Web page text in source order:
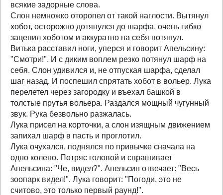
всякие задорные слова.
Слон немножко оторопел от такой наглости. Вытянул
хобот, осторожно дотянулся до шарфа, очень гибко
зацепил хоботом и аккуратно на себя потянул.
Витька расставил ноги, уперся и говорит Апельсину:
"Смотри!". И с диким воплем резко потянул шарф на
себя. Слон удивился и, не отпуская шарфа, сделал
шаг назад. И поспешил спрятать хобот в вольер. Лука
перелетел через загородку и въехал башкой в
толстые прутья вольера. Раздался мощный чугунный
звук. Рука безвольно разжалась.
Лука присел на корточки, а слон изящным движением
запихал шарф в пасть и проглотил.
Лука очухался, поднялся по привычке сначала на
одно колено. Потряс головой и спрашивает
Апельсина: "Че, видел?". Апельсин отвечает: "Весь
зоопарк видел!". Лука говорит: "Погоди, это не
считово, это только первый раунд!".